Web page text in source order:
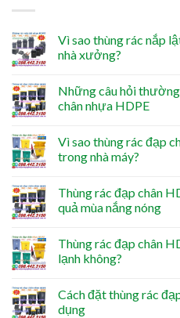
Vì sao thùng rác nắp
nhà xưởng?
Những câu hỏi
chân nhựa HDPE
Vì sao thùng rác đạp
trong nhà máy?
Thùng rác đạp chân
quả mùa nắng nóng
Thùng rác đạp chân
lạnh không?
Cách đặt thùng rác
dụng